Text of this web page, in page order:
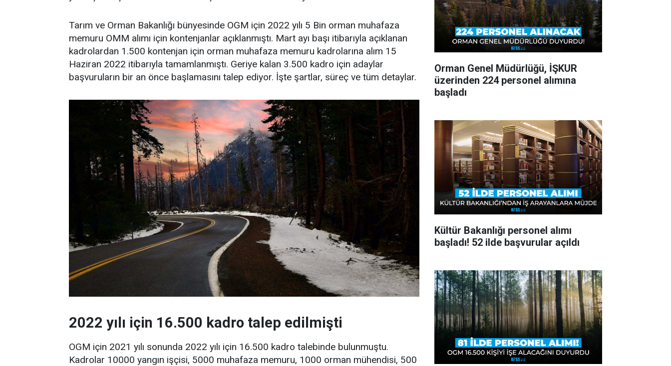
Tarım ve Orman Bakanlığı bünyesinde OGM için 2022 yılı 5 Bin orman muhafaza
memuru OMM alımı için kontenjanlar açıklanmıştı. Mart ayı başı itibarıyla açıklanan
kadrolardan 1.500 kontenjan için orman muhafaza memuru kadrolarına alım 15
Haziran 2022 itibarıyla tamamlanmıştı. Geriye kalan 3.500 kadro için adaylar
başvuruların bir an önce başlamasını talep ediyor. İşte şartlar, süreç ve tüm detaylar.
2022 yılı için 16.500 kadro talep edilmişti
OGM için 2021 yılı sonunda 2022 yılı için 16.500 kadro talebinde bulunmuştu.
Kadrolar 10000 yangın işçisi, 5000 muhafaza memuru, 1000 orman mühendisi, 500
Orman Genel Müdürlüğü, İŞKUR
üzerinden 224 personel alımına
başladı
Kültür Bakanlığı personel alımı
başladı! 52 ilde başvurular açıldı